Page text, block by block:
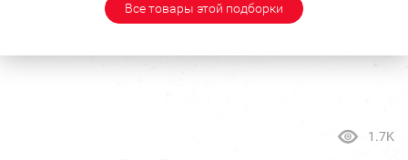
Все товары этой подборки
1.7K